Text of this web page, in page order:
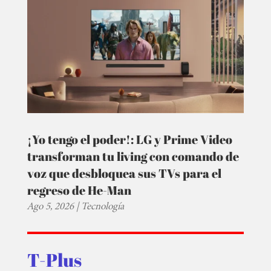
¡Yo tengo el poder!: LG y Prime Video
transforman tu living con comando de
voz que desbloquea sus TVs para el
regreso de He-Man
Ago 5, 2026|Tecnología
T-Plus